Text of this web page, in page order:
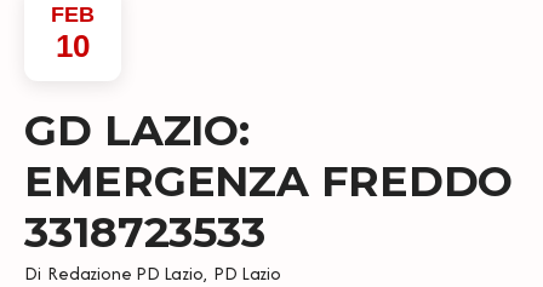
FEB
10
GD LAZIO:
EMERGENZA FREDDO
3318723533
Di Redazione PD Lazio, PD Lazio